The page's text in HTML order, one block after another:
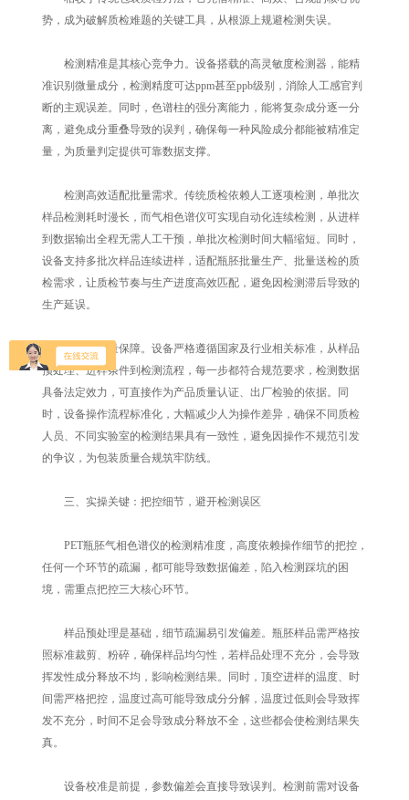
势，成为破解质检难题的关键工具，从根源上规避检测失误。
检测精准是其核心竞争力。设备搭载的高灵敏度检测器，能精
准识别微量成分，检测精度可达ppm甚至ppb级别，消除人工感官判
断的主观误差。同时，色谱柱的强分离能力，能将复杂成分逐一分
离，避免成分重叠导致的误判，确保每一种风险成分都能被精准定
量，为质量判定提供可靠数据支撑。
检测高效适配批量需求。传统质检依赖人工逐项检测，单批次
样品检测耗时漫长，而气相色谱仪可实现自动化连续检测，从进样
到数据输出全程无需人工干预，单批次检测时间大幅缩短。同时，
设备支持多批次样品连续进样，适配瓶胚批量生产、批量送检的质
检需求，让质检节奏与生产进度高效匹配，避免因检测滞后导致的
生产延误。
合规是质量保障。设备严格遵循国家及行业相关标准，从样品
预处理、进样条件到检测流程，每一步都符合规范要求，检测数据
具备法定效力，可直接作为产品质量认证、出厂检验的依据。同
时，设备操作流程标准化，大幅减少人为操作差异，确保不同质检
人员、不同实验室的检测结果具有一致性，避免因操作不规范引发
的争议，为包装质量合规筑牢防线。
三、实操关键：把控细节，避开检测误区
PET瓶胚气相色谱仪的检测精准度，高度依赖操作细节的把控，
任何一个环节的疏漏，都可能导致数据偏差，陷入检测踩坑的困
境，需重点把控三大核心环节。
样品预处理是基础，细节疏漏易引发偏差。瓶胚样品需严格按
照标准裁剪、粉碎，确保样品均匀性，若样品处理不充分，会导致
挥发性成分释放不均，影响检测结果。同时，顶空进样的温度、时
间需严格把控，温度过高可能导致成分分解，温度过低则会导致挥
发不充分，时间不足会导致成分释放不全，这些都会使检测结果失
真。
设备校准是前提，参数偏差会直接导致误判。检测前需对设备